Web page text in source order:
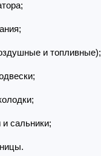
и топливные);
сальники;